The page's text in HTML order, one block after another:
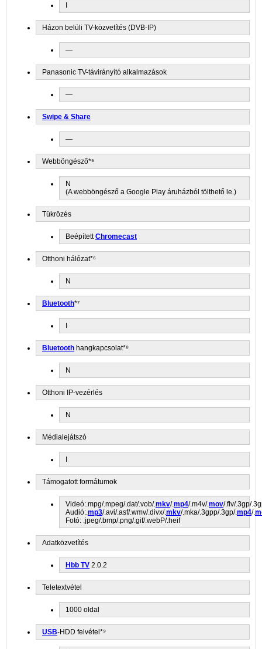
I
Házon belüli TV-közvetítés (DVB-IP)
—
Panasonic TV-távirányító alkalmazások
—
Swipe & Share
—
Webböngésző*⁵
N
(A webböngésző a Google Play áruházból tölthető le.)
Tükrözés
BeépítettChromecast
Otthoni hálózat*⁶
N
Bluetooth*⁷
I
Bluetooth hangkapcsolat*⁸
N
Otthoni IP-vezérlés
N
Médialejátszó
I
Támogatott formátumok
Videó:.mpg/.mpeg/.dat/.vob/.mkv/.mp4/.m4v/.mov/.flv/.3gp/
Audió:. mp3/.avi/.asf/.wmv/.divx/.mkv/.mka/.3gpp/.3gp/.mp4/.
Fotó: .jpeg/.bmp/.png/.gif/.webP/.heif
Adatközvetítés
Hbb TV 2.0.2
Teletextvétel
1000 oldal
USB-HDD felvétel*⁹